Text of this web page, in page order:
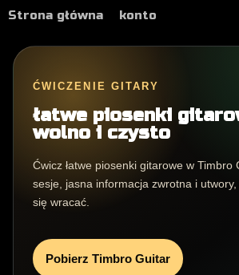
Strona główna konto
ĆWICZENIE GITARY
łatwe piosenki
wolno i czysto
Ćwicz łatwe piosenki gitarowe w Timbro
sesje, jasna informacja zwrotna i
się wracać.
Pobierz Timbro Guitar